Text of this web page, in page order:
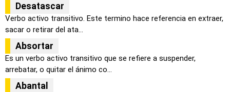
Desatascar
Verbo activo transitivo. Este termino hace referencia en extraer,
sacar o retirar del ata...
Absortar
Es un verbo activo transitivo que se refiere a suspender,
arrebatar, o quitar el ánimo co...
Abantal